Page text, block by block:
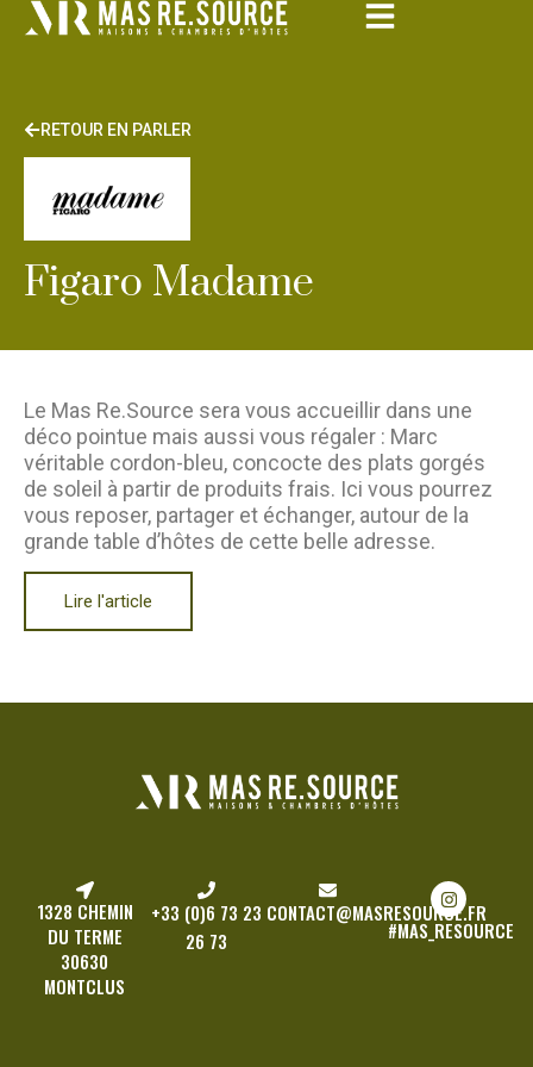
RETOUR EN PARLER
Figaro Madame
Le Mas Re.Source sera vous accueillir dans une
déco pointue mais aussi vous régaler : Marc
véritable cordon-bleu, concocte des plats gorgés
de soleil à partir de produits frais. Ici vous pourrez
vous reposer, partager et échanger, autour de la
grande table d’hôtes de cette belle adresse.
Lire l'article
1328 CHEMIN
DU TERME
30630
MONTCLUS
+33 (0)6 73 23
26 73
CONTACT@MASRESOURCE.FR
#MAS_RESOURCE